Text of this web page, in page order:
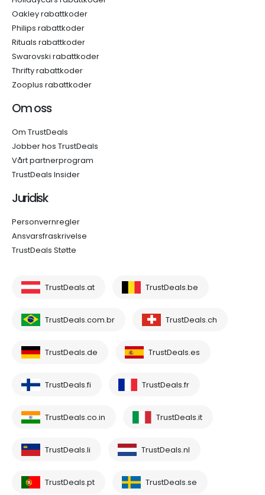
Oakley rabattkoder
Philips rabattkoder
Rituals rabattkoder
Swarovski rabattkoder
Thrifty rabattkoder
Zooplus rabattkoder
Om oss
Om TrustDeals
Jobber hos TrustDeals
Vårt partnerprogram
TrustDeals Insider
Juridisk
Personvernregler
Ansvarsfraskrivelse
TrustDeals Støtte
TrustDeals.at TrustDeals.be
TrustDeals.com.br TrustDeals.ch
TrustDeals.de TrustDeals.es
TrustDeals.fi TrustDeals.fr
TrustDeals.co.in TrustDeals.it
TrustDeals.li TrustDeals.nl
TrustDeals.pt TrustDeals.se